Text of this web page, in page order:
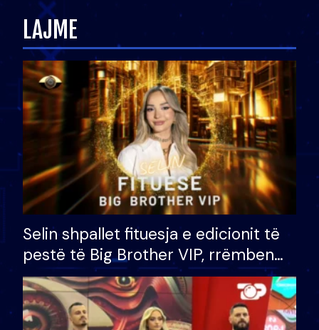
LAJME
Selin shpallet fituesja e edicionit të
pestë të Big Brother VIP, rrëmben
çmimin e madh prej 100 mijë eurosh